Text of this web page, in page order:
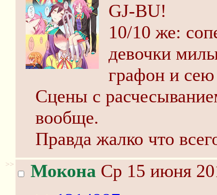
GJ-BU!
10/10 же:
девочки
графон и
Сцены с
вообще.
Правда жалко что
>> Мокона Ср 15 июня